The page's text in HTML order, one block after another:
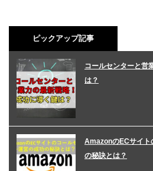
ピックアップ記事
コールセンターと営
は？
AmazonのECサイト
の秘訣とは？